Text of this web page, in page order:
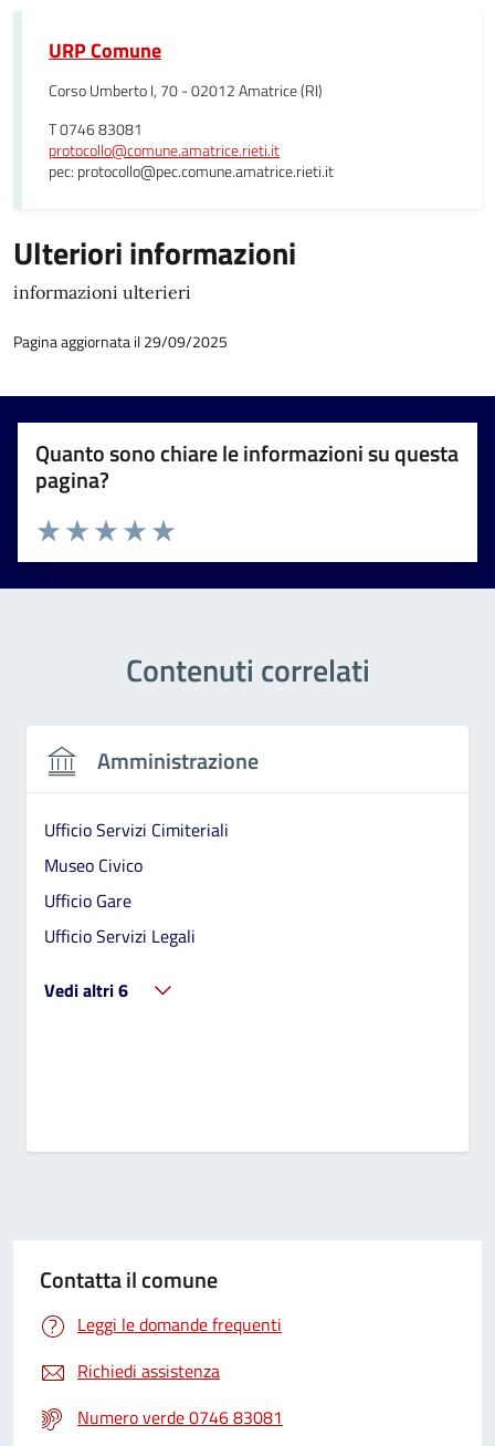
URP Comune
Corso Umberto I, 70 - 02012 Amatrice (RI)
T 0746 83081
protocollo@comune.amatrice.rieti.it
pec: protocollo@pec.comune.amatrice.rieti.it
Ulteriori informazioni
informazioni ulterieri
Pagina aggiornata il 29/09/2025
Quanto sono chiare le informazioni su questa
pagina?
Valuta 5 stelle su 5
Valuta 4 stelle su 5
Valuta 3 stelle su 5
Valuta 2 stelle su 5
Valuta 1 stelle su 5
Contenuti correlati
Amministrazione
Ufficio Servizi Cimiteriali
Museo Civico
Ufficio Gare
Ufficio Servizi Legali
Vedi altri 6
Contatta il comune
Leggi le domande frequenti
Richiedi assistenza
Numero verde 0746 83081